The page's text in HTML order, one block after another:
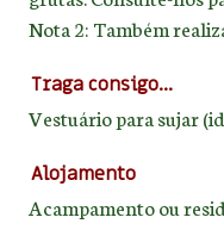
Nota 2: Também
Traga consigo...
Vestuário para sujar
Alojamento
Acampamento ou